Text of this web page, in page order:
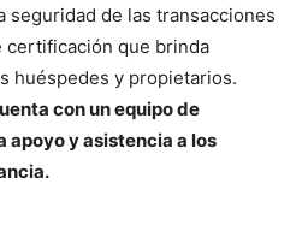
seguridad de las transacciones
certificación que brinda
huéspedes y propietarios.
con un equipo de
apoyo y asistencia a los